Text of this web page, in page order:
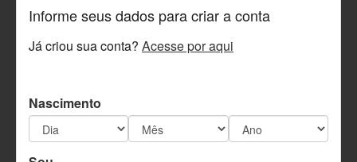
de namoro
sério e
encontros
evangélicos
Informe seus dados para criar a conta
Já criou sua conta? Acesse por aqui
Nascimento